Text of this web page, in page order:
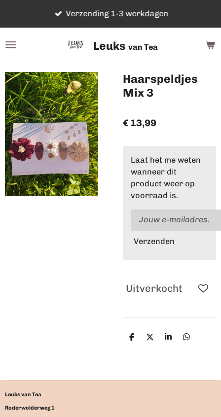
de
Leuks van Tea
Verzending 1-3 werkdagen
Haarspeldjes
Mix 3
€ 13,99
Laat het me weten
wanneer dit
product weer op
voorraad is.
Verzenden
Uitverkocht
D
D
S
D
Leuks van Tea
Roderwolderweg 1